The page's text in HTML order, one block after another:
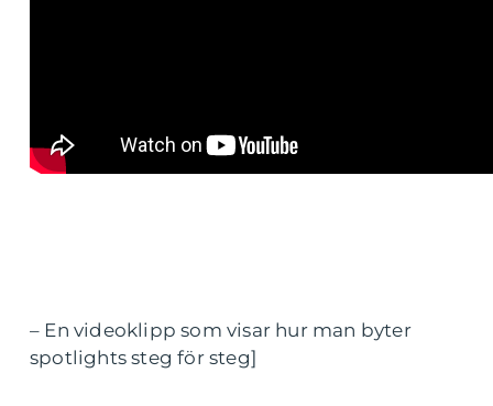
– En videoklipp som visar hur man byter
spotlights steg för steg]